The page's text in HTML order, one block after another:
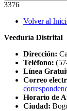
3376
Footer
menu
Volver al
Veeduría Distrital
Dirección:
Teléfono:
Línea
Correo
Horario de
Ciudad: